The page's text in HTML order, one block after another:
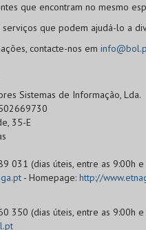
que encontram no mesmo
que podem ajudá-lo a
contacte-nos em
Sistemas de Informação, Lda.
35-E
031 (dias úteis, entre as 9:00h e
- Homepage: http://
350 (dias úteis, entre as 9:00h e